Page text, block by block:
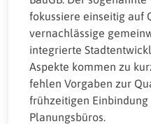
fokussiere einseitig auf
vernachlässige
integrierte
Aspekte kommen zu
fehlen Vorgaben zur
frühzeitigen
Planungsbüros.